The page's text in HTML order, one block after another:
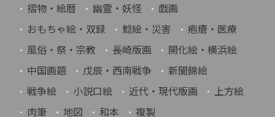
摺物・絵暦
幽霊・妖怪
戯画
おもちゃ絵・双録
鯰絵・災害
疱瘡・医療
風俗・祭・宗教
長崎版画
開化絵・横浜絵
中国画題
戊辰・西南戦争
新聞錦絵
戦争絵
小説口絵 近代・現代版画
上方絵
肉筆
地図 和本 複製